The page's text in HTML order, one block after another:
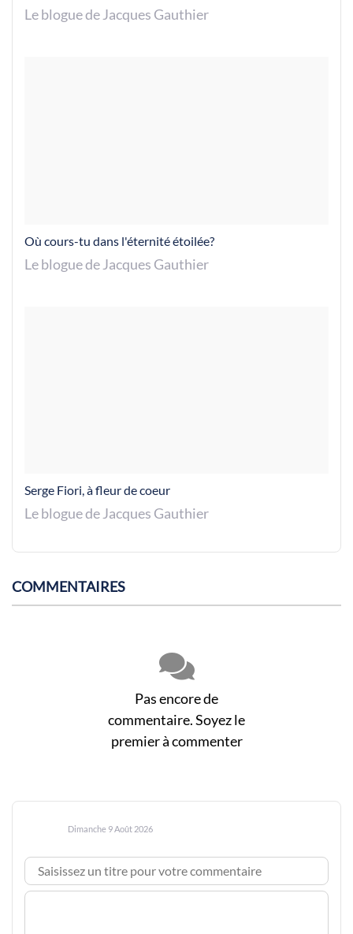
Le blogue de Jacques Gauthier
Où cours-tu dans l'éternité étoilée?
Le blogue de Jacques Gauthier
Serge Fiori, à fleur de coeur
Le blogue de Jacques Gauthier
COMMENTAIRES
Pas encore de
commentaire. Soyez le
premier à commenter
Dimanche 9 Août 2026